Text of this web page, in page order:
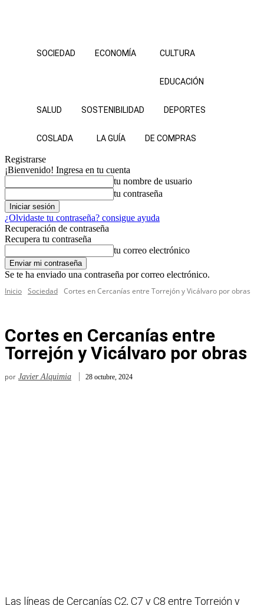
SOCIEDAD ECONOMÍA CULTURA
EDUCACIÓN
SALUD SOSTENIBILIDAD DEPORTES
COSLADA LA GUÍA DE COMPRAS
Registrarse
¡Bienvenido! Ingresa en tu cuenta
tu nombre de usuario
tu contraseña
¿Olvidaste tu contraseña? consigue ayuda
Recuperación de contraseña
Recupera tu contraseña
tu correo electrónico
Se te ha enviado una contraseña por correo electrónico.
Inicio Sociedad Cortes en Cercanías entre Torrejón y Vicálvaro por obras
Cortes en Cercanías entre
Torrejón y Vicálvaro por obras
por Javier Alquimia 28 octubre, 2024
Las líneas de Cercanías C2, C7 y C8 entre Torrejón y